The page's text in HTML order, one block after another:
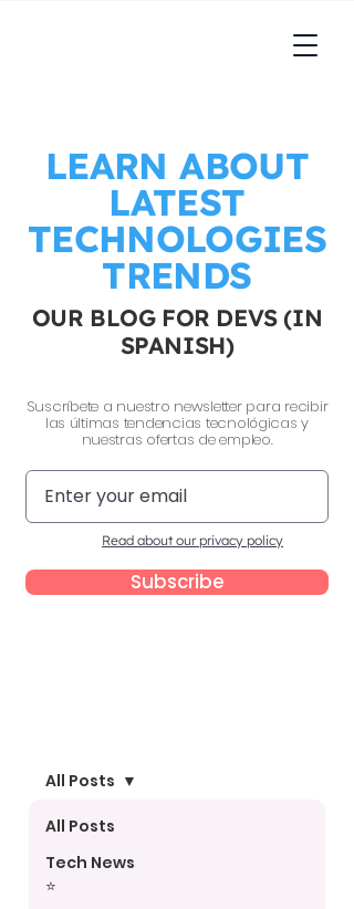
LEARN ABOUT
LATEST
TECHNOLOGIES
TRENDS
OUR BLOG FOR DEVS (IN
SPANISH)
Suscríbete a nuestro newsletter para recibir
las últimas tendencias tecnológicas y
nuestras ofertas de empleo.
Read about our privacy policy
Subscribe
All Posts
Tech News
⭐
All Posts